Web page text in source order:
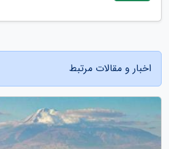
اخبار و مقالات مرتبط